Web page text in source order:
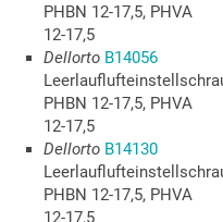
PHBN 12-17,5, PHVA
12-17,5
Dellorto B14056
PHBN 12-17,5, PHVA
12-17,5
Dellorto B14130
PHBN 12-17,5, PHVA
12-17,5